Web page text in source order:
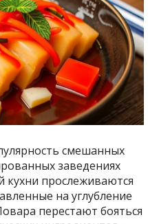
смешанных
заведениях
кухни прослеживаются
на углубление
перестают бояться